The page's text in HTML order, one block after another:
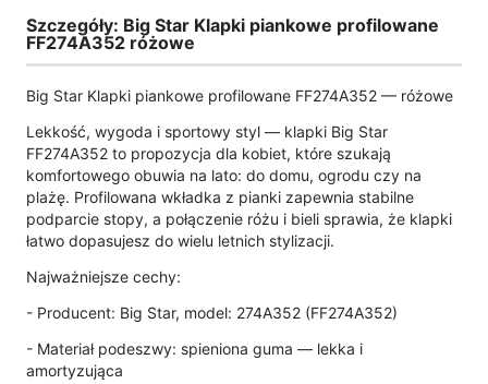
Szczegóły: Big Star Klapki piankowe profilowane
FF274A352 różowe
Big Star Klapki piankowe profilowane FF274A352 — różowe
Lekkość, wygoda i sportowy styl — klapki Big Star
FF274A352 to propozycja dla kobiet, które szukają
komfortowego obuwia na lato: do domu, ogrodu czy na
plażę. Profilowana wkładka z pianki zapewnia stabilne
podparcie stopy, a połączenie różu i bieli sprawia, że klapki
łatwo dopasujesz do wielu letnich stylizacji.
Najważniejsze cechy:
- Producent: Big Star, model: 274A352 (FF274A352)
- Materiał podeszwy: spieniona guma — lekka i
amortyzująca